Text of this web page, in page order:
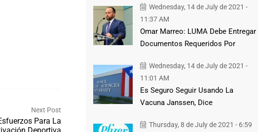
Next Post
Para La
Wednesday, 14 de July de 2021 -
11:37 AM
Omar Marreo: LUMA Debe Entregar
Documentos Requeridos Por
Wednesday, 14 de July de 2021 -
11:01 AM
Es Seguro Seguir Usando La
Vacuna Janssen, Dice
Thursday, 8 de July de 2021 - 6:59